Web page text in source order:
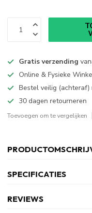
Gratis verzending
Online & Fysieke
Bestel veilig
30 dagen retourneren
Toevoegen om te vergelijken
SPECIFICATIES
REVIEWS